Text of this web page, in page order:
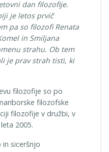
dan filozofije.
je letos prvič
pa so filozofi Renata
in Smiljana
strahu. Ob tem
je prav strah tisti, ki
filozofije so po
filozofske
filozofije v družbi, v
2005.
in siceršnjo